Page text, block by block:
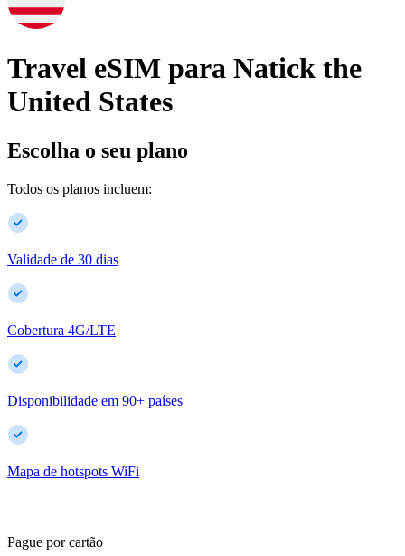
Travel eSIM para Natick the
United States
Escolha o seu plano
Todos os planos incluem:
Validade de 30 dias
Cobertura 4G/LTE
Disponibilidade em 90+ países
Mapa de hotspots WiFi
Pague por cartão